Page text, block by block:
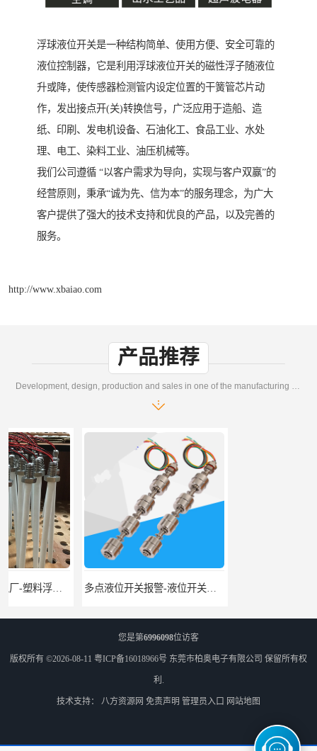
浮球液位开关是一种结构简单、使用方便、安全可靠的
液位控制器，它是利用浮球液位开关的磁性浮子随液位
升或降，使传感器检测管内设定位置的干簧管芯片动
作，发出接点开(关)转换信号，广泛应用于造船、造
纸、印刷、发电机设备、石油化工、食品工业、水处
理、电工、染料工业、油压机械等。
我们公司遵循 “以客户需求为导向，实现与客户双赢”的
经营原则，秉承“诚为先、信为本”的服务理念，为广大
客户提供了强大的技术支持和优良的产品，以及完善的
服务。
http://www.xbaiao.com
产品推荐
多点液位开关报警-液位开关公司-柏奥
您是第6996098位访客
版权所有 ©2026-08-11 粤ICP备16018966号 东莞市柏奥电子有限公司 保留所有权
利.
技术支持： 八方资源网 免责声明 管理员入口 网站地图